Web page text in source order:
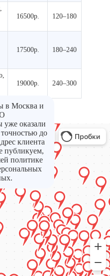
16500р. 120–180
17500р. 180–240
19000р. 240–300
в Москва и
уже оказали
до
клиента
публикуем,
политике